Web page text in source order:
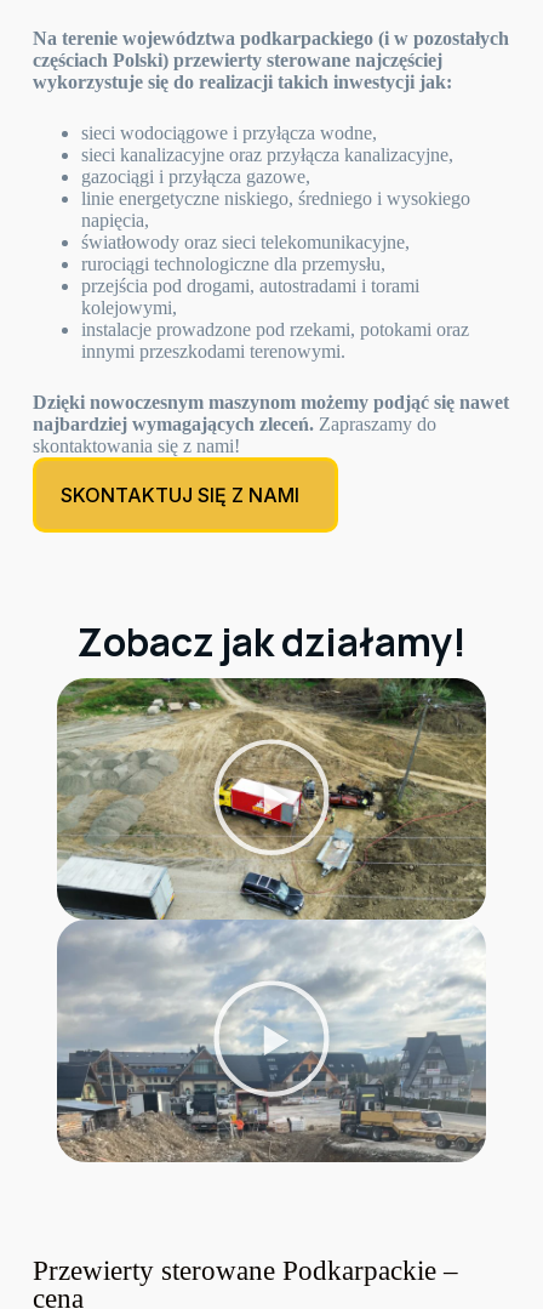
Na terenie województwa podkarpackiego (i w pozostałych
częściach Polski) przewierty sterowane najczęściej
wykorzystuje się do realizacji takich inwestycji jak:
sieci wodociągowe i przyłącza wodne,
sieci kanalizacyjne oraz przyłącza kanalizacyjne,
gazociągi i przyłącza gazowe,
linie energetyczne niskiego, średniego i wysokiego
napięcia,
światłowody oraz sieci telekomunikacyjne,
rurociągi technologiczne dla przemysłu,
przejścia pod drogami, autostradami i torami
kolejowymi,
instalacje prowadzone pod rzekami, potokami oraz
innymi przeszkodami terenowymi.
Dzięki nowoczesnym maszynom możemy podjąć się nawet
najbardziej wymagających zleceń.Zapraszamy do
skontaktowania się z nami!
SKONTAKTUJ SIĘ Z NAMI
Zobacz jak działamy!
Przewierty sterowane Podkarpackie –
cena